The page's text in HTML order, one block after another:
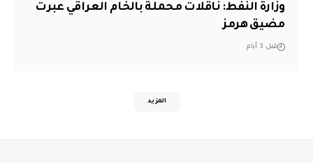
وزارة النفط: ناقلات محملة بالخام العراقي عبرت
مضيق هرمز
قبل 3 أيام
المزيد